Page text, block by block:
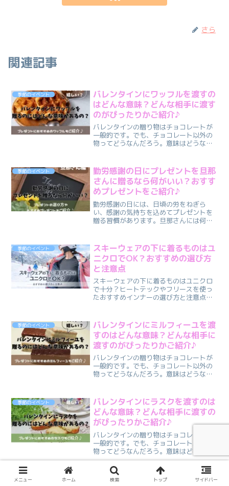
さら
関連記事
季節のイベント
バレンタインにワッフルを渡すの
はどんな意味？どんな相手に渡す
のがぴったりかご紹介♪
バレンタインの贈り物はチョコレートが
一般的です。でも、チョコレート以外の
物ってどうなんだろう。意味はどうなの
しています。・バレンタインにワッフル
を渡す意味・バレンタイン...
季節のイベント
勤労感謝の日にプレゼントを旦那
さんに贈るなら何がいい？おすす
めプレゼントをご紹介♪
勤労感謝の日には、日頃の労をねぎら
い、感謝の気持ちを込めてプレゼントを
贈る習慣があります。旦那さんには何を
いてご紹介しています。【旦那さんにプ
レゼントを贈ろうと考えてい...
季節のイベント
スキーウェアの下に着るものはユ
ニクロでOK？おすすめの選び方
と注意点
スキーウェアの下に着るものはユニクロ
で十分？ヒートテックやフリースを使っ
たおすすめインナーの選び方と注意点を
季節のイベント
バレンタインにミルフィーユを渡
すのはどんな意味？どんな相手に
渡すのがぴったりかご紹介♪
バレンタインの贈り物はチョコレートが
一般的です。でも、チョコレート以外の
物ってどうなんだろう。意味はどうなの
しています。・ミルフィーユをバレンタ
インに渡す意味・バレンタ...
季節のイベント
バレンタインにラスクを渡すのは
どんな意味？どんな相手に渡すの
がぴったりかご紹介♪
バレンタインの贈り物はチョコレートが
一般的です。でも、チョコレート以外の
物ってどうなんだろう。意味はどうなの
かな…と悩まれる方もいらっしゃるので
は？この記事では、以下についてご紹介
しています。・バレンタインにラスクを
渡す意味・バレンタインに...
季節のイベント
出産祝いにお菓子を贈るなら無添
メニュー ホーム 検索 トップ サイドバー